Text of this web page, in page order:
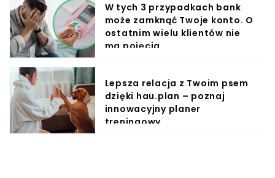
W tych 3 przypadkach bank
może zamknąć Twoje konto. O
ostatnim wielu klientów nie
ma pojęcia
Lepsza relacja z Twoim psem
dzięki hau.plan – poznaj
innowacyjny planer
treningowy